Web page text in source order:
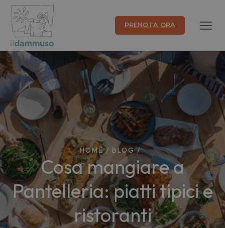
PRENOTA ORA
HOME/ BLOG/
Cosa mangiare a
Pantelleria: piatti tipici e
ristoranti